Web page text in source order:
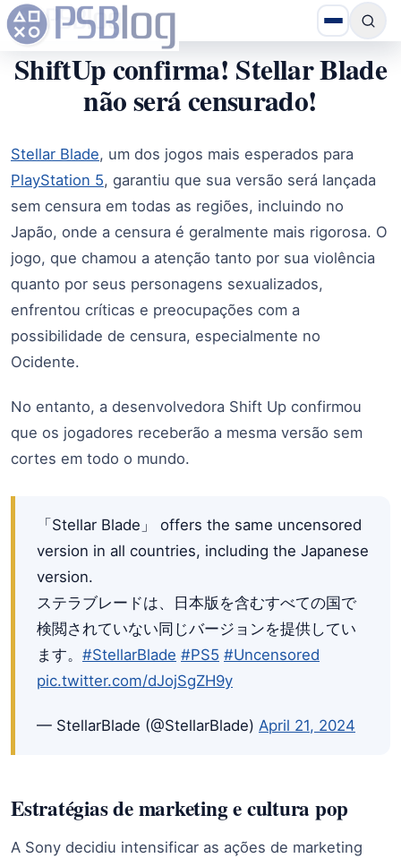
ShiftUp confirma! Stellar Blade
não será censurado!
Stellar Blade, um dos jogos mais esperados para
PlayStation 5, garantiu que sua versão será lançada
sem censura em todas as regiões, incluindo no
Japão, onde a censura é geralmente mais rigorosa. O
jogo, que chamou a atenção tanto por sua violência
quanto por seus personagens sexualizados,
enfrentou críticas e preocupações com a
possibilidade de censura, especialmente no
Ocidente.
No entanto, a desenvolvedora Shift Up confirmou
que os jogadores receberão a mesma versão sem
cortes em todo o mundo.
「Stellar Blade」 offers the same uncensored
version in all countries, including the Japanese
version.
ステラブレードは、日本版を含むすべての国で
検閲されていない同じバージョンを提供してい
ます。 #StellarBlade #PS5 #Uncensored
pic.twitter.com/dJojSgZH9y
— StellarBlade (@StellarBlade) April 21, 2024
Estratégias de marketing e cultura pop
A Sony decidiu intensificar as ações de marketing